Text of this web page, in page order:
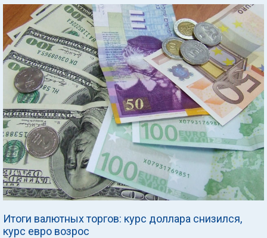
Итоги валютных торгов: курс доллара снизился,
курс евро возрос